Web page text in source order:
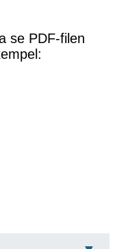
se PDF-filen